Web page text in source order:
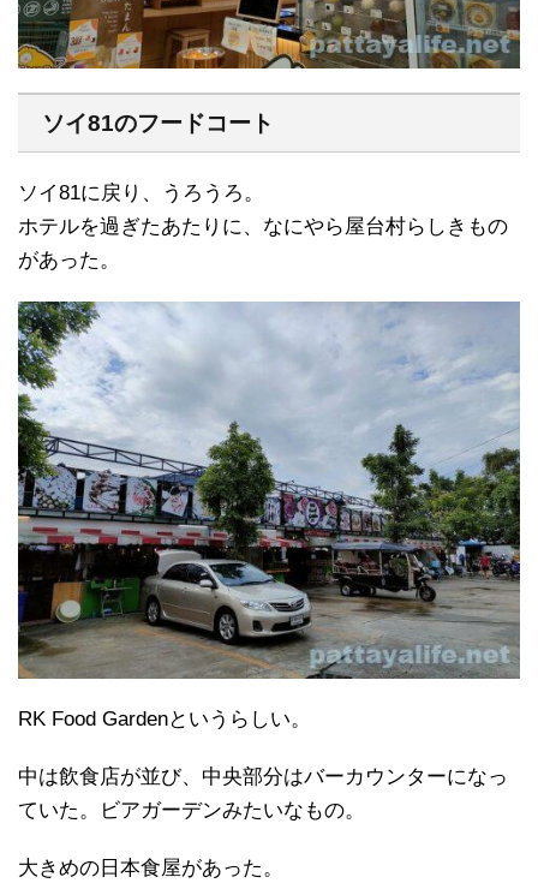
ソイ81のフードコート
ソイ81に戻り、うろうろ。
ホテルを過ぎたあたりに、なにやら屋台村らしきもの
があった。
RK Food Gardenというらしい。
中は飲食店が並び、中央部分はバーカウンターになっ
ていた。ビアガーデンみたいなもの。
大きめの日本食屋があった。